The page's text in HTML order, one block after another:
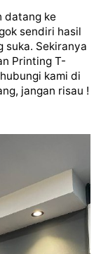
datang ke
sendiri hasil
suka. Sekiranya
Printing T-
kami di
jangan risau !